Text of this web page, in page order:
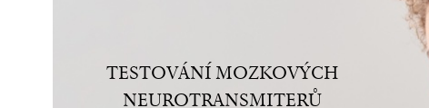
TESTOVÁNÍ MOZKOVÝCH
NEUROTRANSMITERŮ